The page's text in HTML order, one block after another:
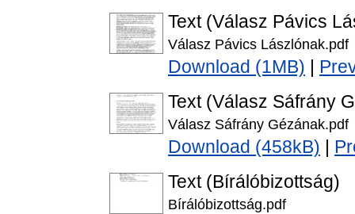
Text (Válasz Pávics
Válasz Pávics Lászlónak.pdf
Download (1MB)
Text (Válasz Sáfrány
Válasz Sáfrány Gézának.pdf
Download (458kB)
Text (Bírálóbizottság)
Bírálóbizottság.pdf